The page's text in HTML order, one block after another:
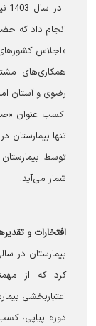
انجام داد که
«اجلاس
همکاری‌های
رضوی و آستان
کسب عنوان
تنها
توسط
شمار می‌آید.
افتخارات و
بیمارستان در
کرد که از
اعتباربخشی
دوره پیاپی،